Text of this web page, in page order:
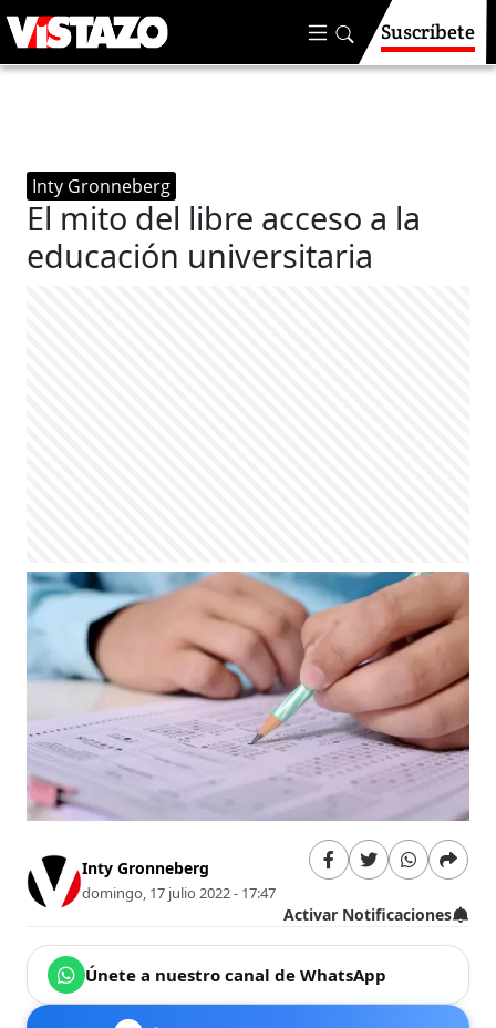
Suscríbete
Inty Gronneberg
El mito del libre acceso a la
educación universitaria
Inty Gronneberg
domingo, 17 julio 2022 - 17:47
Activar Notificaciones
Únete a nuestro canal de WhatsApp